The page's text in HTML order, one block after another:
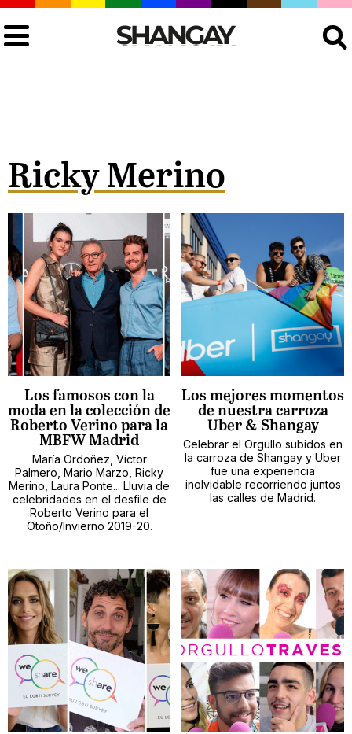
Ricky Merino
Los famosos con la
moda en la colección de
Roberto Verino para la
MBFW Madrid
María Ordoñez, Víctor
Palmero, Mario Marzo, Ricky
Merino, Laura Ponte... Lluvia de
celebridades en el desfile de
Roberto Verino para el
Otoño/Invierno 2019-20.
Los mejores momentos
de nuestra carroza
Uber & Shangay
Celebrar el Orgullo subidos en
la carroza de Shangay y Uber
fue una experiencia
inolvidable recorriendo juntos
las calles de Madrid.